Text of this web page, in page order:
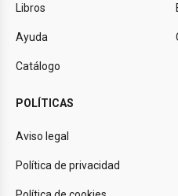
Libros
Ayuda
Catálogo
POLÍTICAS
Aviso legal
Política de privacidad